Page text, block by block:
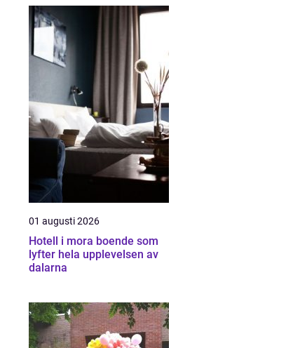
01 augusti 2026
Hotell i mora boende som
lyfter hela upplevelsen av
dalarna